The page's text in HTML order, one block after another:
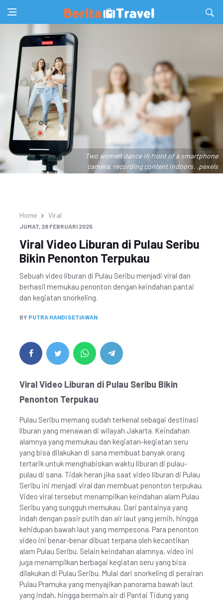
Two women dance in front of a smartphone
camera, recording content indoors. .pexels
Home Viral
JUMAT, 28 FEBRUARI 2025
Viral Video Liburan di Pulau Seribu
Bikin Penonton Terpukau
Sebuah video liburan di Pulau Seribu menjadi viral dan
berhasil memukau penonton dengan keindahan pantai
dan kegiatan snorkeling.
BY PUTRA HANDI SETIAWAN
Viral Video Liburan di Pulau Seribu Bikin
Penonton Terpukau
Pulau Seribu memang sudah terkenal sebagai destinasi
liburan yang menawan di wilayah Jakarta. Keindahan
alamnya yang memukau dan kegiatan-kegiatan seru
yang bisa dilakukan di sana membuat banyak orang
tertarik untuk menghabiskan waktu liburan di pulau-
pulau di sana. Tidak heran jika saat video liburan di Pulau
Seribu ini menjadi viral dan membuat penonton terpukau.
Video viral tersebut menampilkan keindahan alam Pulau
Seribu yang sungguh memukau. Dari pantainya yang
indah dengan pasir putih dan air laut yang jernih, hingga
kehidupan bawah laut yang mempesona. Para penonton
video ini benar-benar dibuat terpana oleh kecantikan
alam Pulau Seribu. Selain keindahan alamnya, video ini
juga menampilkan berbagai kegiatan seru yang bisa
dilakukan di Pulau Seribu. Mulai dari snorkeling di perairan
Pulau Pramuka yang menyajikan panorama bawah laut
yang indah, hingga bermain air di Pantai Tidung yang